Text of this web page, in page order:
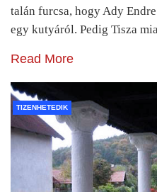
talán furcsa, hogy Ady
egy kutyáról. Pedig Tisza
Read More
TIZENHETEDIK